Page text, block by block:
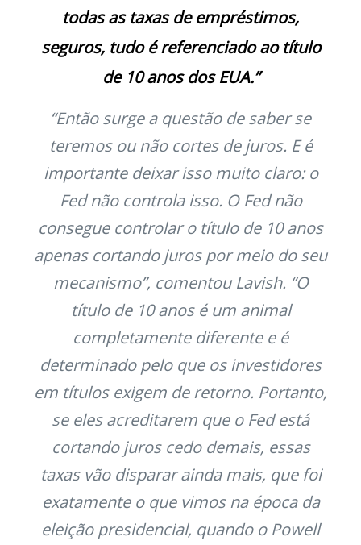
todas as taxas de empréstimos,
seguros, tudo é referenciado ao título
de 10 anos dos EUA.”
“Então surge a questão de saber se
teremos ou não cortes de juros. E é
importante deixar isso muito claro: o
Fed não controla isso. O Fed não
consegue controlar o título de 10 anos
apenas cortando juros por meio do seu
mecanismo”, comentou Lavish. “O
título de 10 anos é um animal
completamente diferente e é
determinado pelo que os investidores
em títulos exigem de retorno. Portanto,
se eles acreditarem que o Fed está
cortando juros cedo demais, essas
taxas vão disparar ainda mais, que foi
exatamente o que vimos na época da
eleição presidencial, quando o Powell